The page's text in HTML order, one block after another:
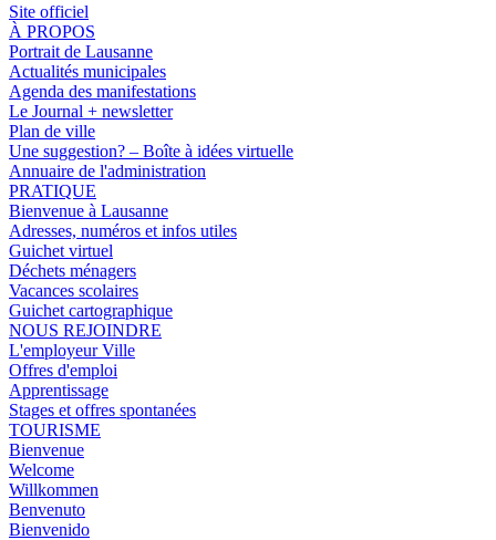
Site officiel
À PROPOS
Portrait de Lausanne
Actualités municipales
Agenda des manifestations
Le Journal + newsletter
Plan de ville
Une suggestion? – Boîte à idées virtuelle
Annuaire de l'administration
PRATIQUE
Bienvenue à Lausanne
Adresses, numéros et infos utiles
Guichet virtuel
Déchets ménagers
Vacances scolaires
Guichet cartographique
NOUS REJOINDRE
L'employeur Ville
Offres d'emploi
Apprentissage
Stages et offres spontanées
TOURISME
Bienvenue
Welcome
Willkommen
Benvenuto
Bienvenido